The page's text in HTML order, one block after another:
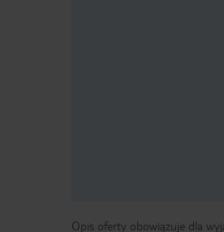
Opis oferty obowiązuje dla